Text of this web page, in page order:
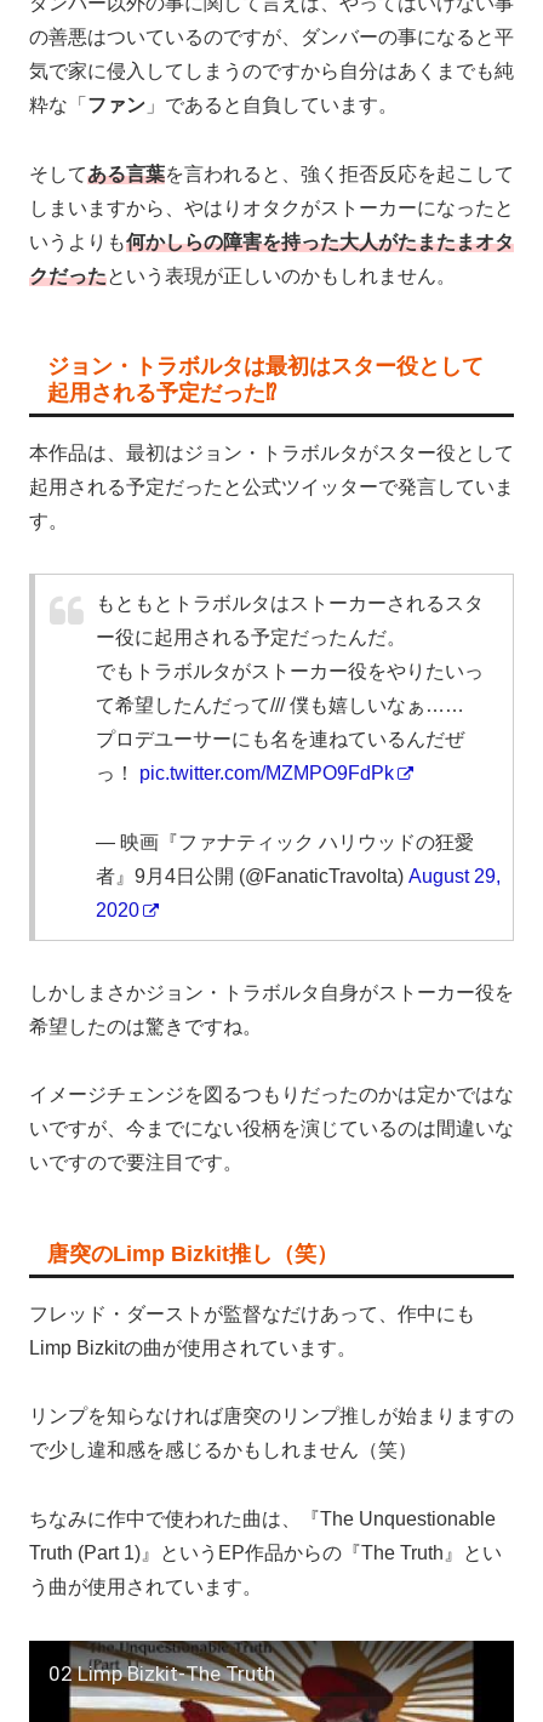
の善悪はついているのですが、ダンバーの事になると平
気で家に侵入してしまうのですから自分はあくまでも純
粋な「 ファン 」であると自負しています。
そしてある言葉を言われると、強く拒否反応を起こして
しまいますから、やはりオタクがストーカーになったと
いうよりも何かしらの障害を持った大人がたまたまオタ
クだったという表現が正しいのかもしれません。
ジョン・トラボルタは最初はスター役として
起用される予定だった⁉
本作品は、最初はジョン・トラボルタがスター役として
起用される予定だったと公式ツイッターで発言していま
す。
もともとトラボルタはストーカーされるスタ
ー役に起用される予定だったんだ。
でもトラボルタがストーカー役をやりたいっ
て希望したんだって/// 僕も嬉しいなぁ……
プロデユーサーにも名を連ねているんだぜ
っ！ pic.twitter.com/MZMPO9FdPk
— 映画『ファナティック ハリウッドの狂愛
者』9月4日公開 (@FanaticTravolta) August 29,
2020
しかしまさかジョン・トラボルタ自身がストーカー役を
希望したのは驚きですね。
イメージチェンジを図るつもりだったのかは定かではな
いですが、今までにない役柄を演じているのは間違いな
いですので要注目です。
唐突のLimp Bizkit推し（笑）
フレッド・ダーストが監督なだけあって、作中にも
Limp Bizkitの曲が使用されています。
リンプを知らなければ唐突のリンプ推しが始まりますの
で少し違和感を感じるかもしれません（笑）
ちなみに作中で使われた曲は、『The Unquestionable
Truth (Part 1)』というEP作品からの『The Truth』とい
う曲が使用されています。
02 Limp Bizkit-The Truth